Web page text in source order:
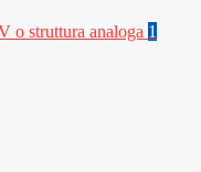
o struttura analoga 1